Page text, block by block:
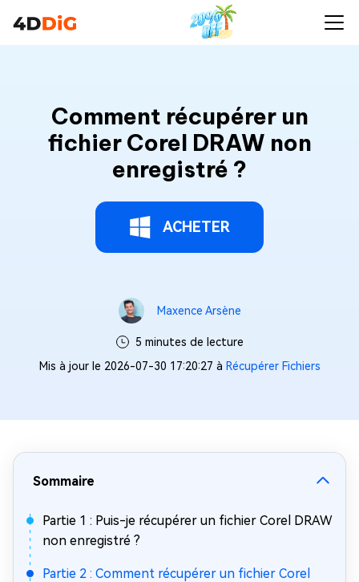
Comment récupérer un
fichier Corel DRAW non
enregistré ?
ACHETER
Maxence Arsène
5 minutes de lecture
Mis à jour le 2026-07-30 17:20:27 à Récupérer Fichiers
Sommaire
Partie 1 : Puis-je récupérer un fichier Corel DRAW
non enregistré ?
Partie 2 : Comment récupérer un fichier Corel